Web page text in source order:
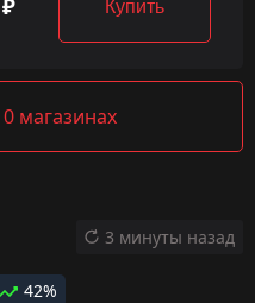
Купить
магазинах
42%
3 минуты назад